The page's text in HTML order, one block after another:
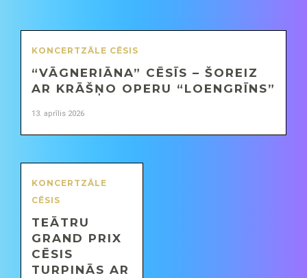
KONCERTZĀLE CĒSIS
“VĀGNERIĀNA” CĒSĪS – ŠOREIZ
AR KRĀŠŅO OPERU “LOENGRĪNS”
13. aprīlis 2026
KONCERTZĀLE
CĒSIS
TEĀTRU
GRAND PRIX
CĒSIS
TURPINĀS AR